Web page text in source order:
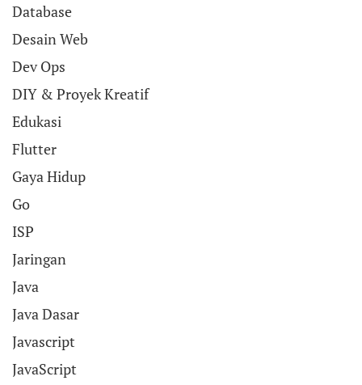
Database
Desain Web
Dev Ops
DIY & Proyek Kreatif
Edukasi
Flutter
Gaya Hidup
Go
ISP
Jaringan
Java
Java Dasar
Javascript
JavaScript